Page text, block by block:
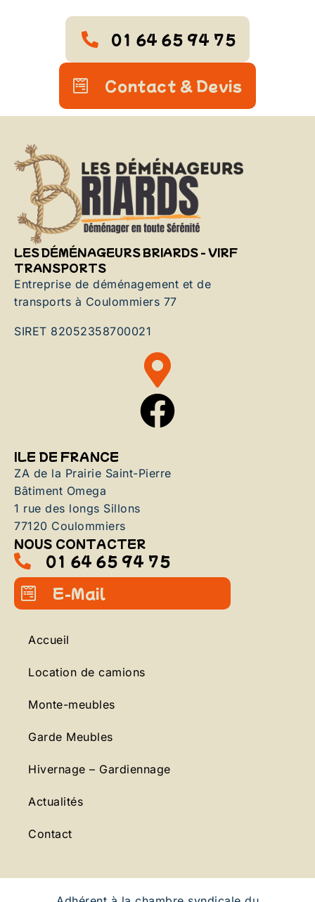
01 64 65 94 75
Contact & Devis
LES DÉMÉNAGEURS BRIARDS - VIRF
TRANSPORTS
Entreprise de déménagement et de
transports à Coulommiers 77
SIRET 82052358700021
ILE DE FRANCE
ZA de la Prairie Saint-Pierre
Bâtiment Omega
1 rue des longs Sillons
77120 Coulommiers
NOUS CONTACTER
01 64 65 94 75
E-Mail
Accueil
Location de camions
Monte-meubles
Garde Meubles
Hivernage – Gardiennage
Actualités
Contact